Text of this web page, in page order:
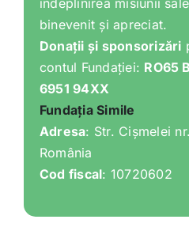
îndeplinirea misiunii
binevenit și apreciat.
Donații și sponsorizări
contul Fundației: RO65
6951 94XX
Fundația Simile
Adresa: Str. Cișmelei
România
Cod fiscal: 10720602